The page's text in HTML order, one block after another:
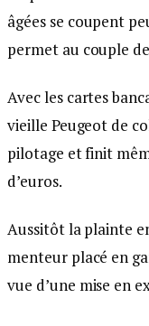
âgées se coupent
permet au couple
Avec les cartes
vieille Peugeot de
pilotage et finit
d’euros.
Aussitôt la plainte
menteur placé en
vue d’une mise en